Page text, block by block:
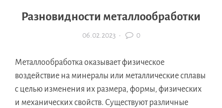
Разновидности металлообработки
06.02.2023 · 0
Металлообработка оказывает физическое
воздействие на минералы или металлические сплавы
с целью изменения их размера, формы, физических
и механических свойств. Существуют различные